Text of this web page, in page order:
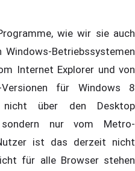
wie wir sie auch
Windows-Betriebssystemen
Internet Explorer und von
für Windows 8
nicht über den Desktop
nur vom Metro-
ist das derzeit nicht
für alle Browser stehen